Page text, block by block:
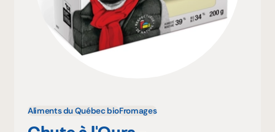
Aliments du Québec bioFromages